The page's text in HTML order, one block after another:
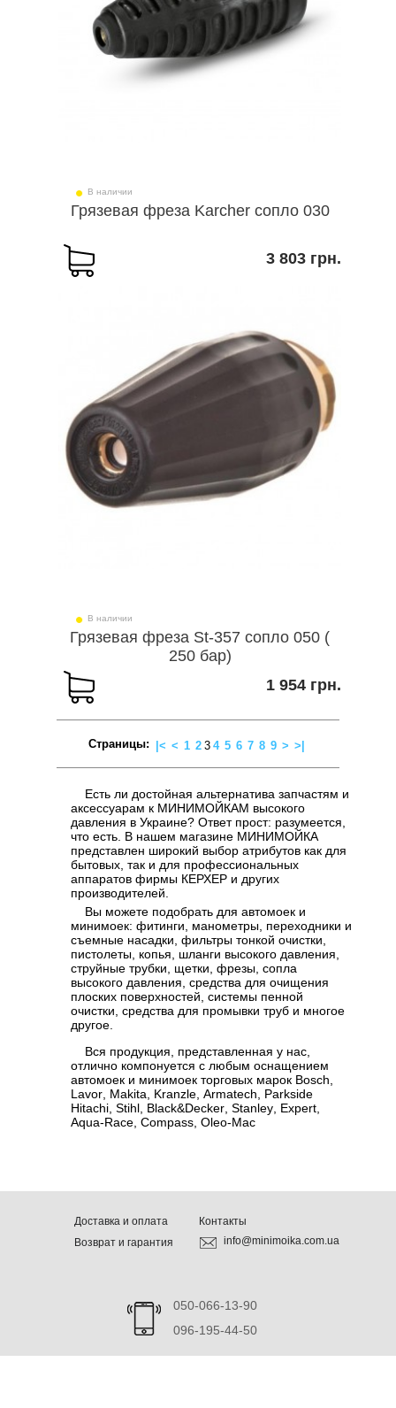
В наличии
Грязевая фреза Karcher сопло 030
3 803 грн.
В наличии
Грязевая фреза St-357 сопло 050 (
250 бар)
1 954 грн.
Страницы: |< < 1 2 3 4 5 6 7 8 9 > >|
Есть ли достойная альтернатива запчастям и
аксессуарам к МИНИМОЙКАМ высокого
давления в Украине? Ответ прост: разумеется,
что есть. В нашем магазине МИНИМОЙКА
представлен широкий выбор атрибутов как для
бытовых, так и для профессиональных
аппаратов фирмы КЕРХЕР и других
производителей.
Вы можете подобрать для автомоек и
минимоек: фитинги, манометры, переходники и
съемные насадки, фильтры тонкой очистки,
пистолеты, копья, шланги высокого давления,
струйные трубки, щетки, фрезы, сопла
высокого давления, средства для очищения
плоских поверхностей, системы пенной
очистки, средства для промывки труб и многое
другое.
Вся продукция, представленная у нас,
отлично компонуется с любым оснащением
автомоек и минимоек торговых марок Bosch,
Lavor, Makita, Kranzle, Armatech, Parkside
Hitachi, Stihl, Black&Decker, Stanley, Expert,
Aqua-Race, Compass, Oleo-Mac
Доставка и оплата
Возврат и гарантия
Контакты
info@minimoika.com.ua
050-066-13-90
096-195-44-50